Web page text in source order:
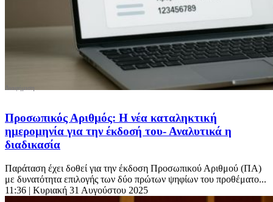
Προσωπικός Αριθμός: Η νέα καταληκτική
ημερομηνία για την έκδοσή του- Αναλυτικά η
διαδικασία
Παράταση έχει δοθεί για την έκδοση Προσωπικού Αριθμού (ΠΑ)
με δυνατότητα επιλογής των δύο πρώτων ψηφίων του προθέματο...
11:36 | Κυριακή 31 Αυγούστου 2025